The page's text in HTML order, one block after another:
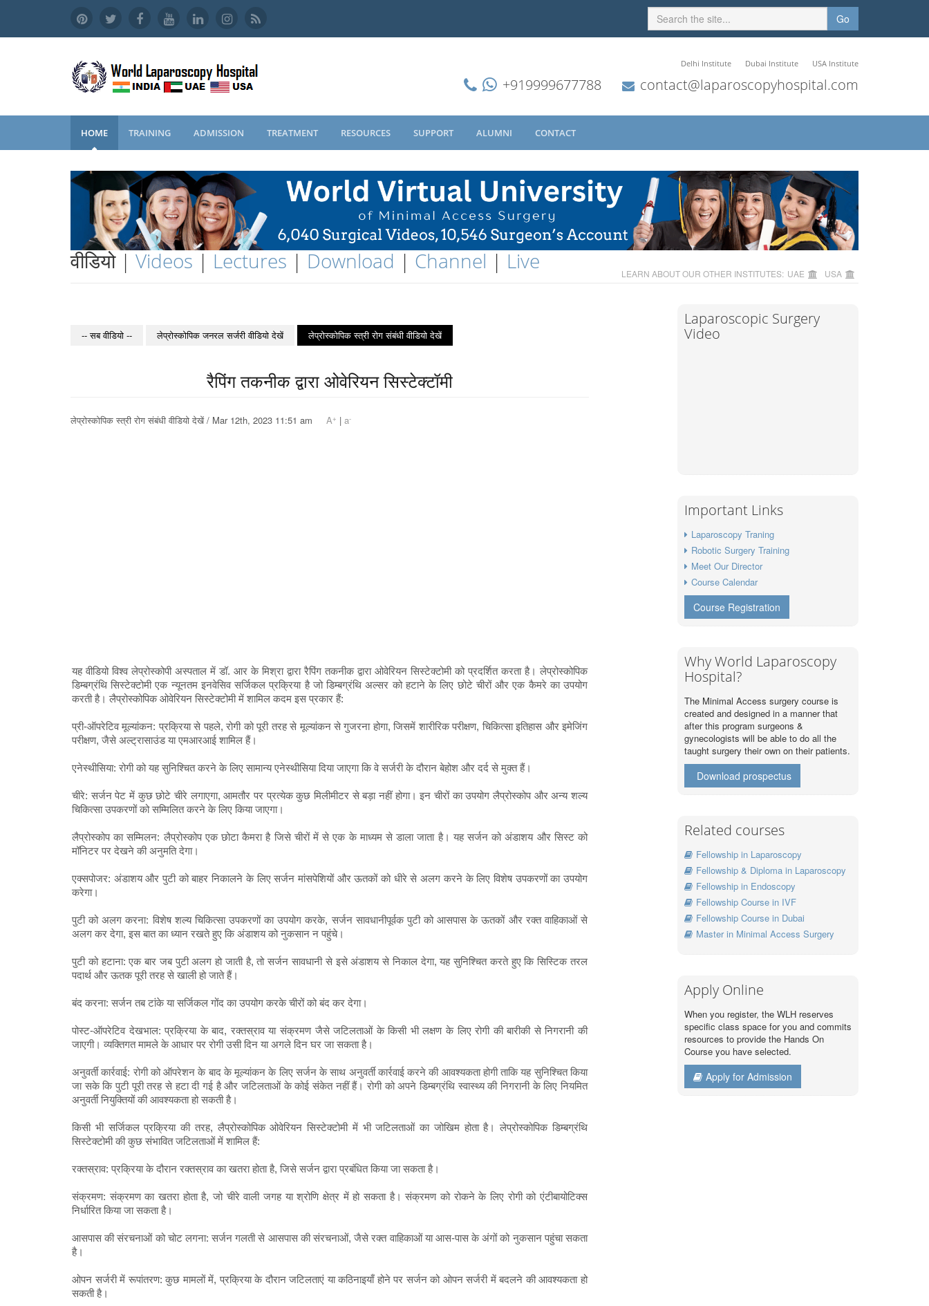
Go
Delhi Institute Dubai Institute USA Institute
+919999677788 contact@laparoscopyhospital.com
HOME TRAINING ADMISSION TREATMENT RESOURCES SUPPORT ALUMNI CONTACT
वीडियो | Videos | Lectures | Download | Channel | Live LEARN ABOUT OUR OTHER INSTITUTES: UAE USA
-- सब वीडियो -- लेप्रोस्कोपिक जनरल सर्जरी वीडियो देखें लेप्रोस्कोपिक स्त्री रोग संबंधी वीडियो देखें
रैपिंग तकनीक द्वारा ओवेरियन सिस्टेक्टॉमी
लेप्रोस्कोपिक स्त्री रोग संबंधी वीडियो देखें / Mar 12th, 2023 11:51 am A+ | a-
यह वीडियो विश्व लेप्रोस्कोपी अस्पताल में डॉ. आर के मिश्रा द्वारा रैपिंग तकनीक द्वारा ओवेरियन सिस्टेक्टोमी को प्रदर्शित करता है। लेप्रोस्कोपिक
डिम्बग्रंथि सिस्टेक्टोमी एक न्यूनतम इनवेसिव सर्जिकल प्रक्रिया है जो डिम्बग्रंथि अल्सर को हटाने के लिए छोटे चीरों और एक कैमरे का उपयोग
करती है। लैप्रोस्कोपिक ओवेरियन सिस्टेक्टोमी में शामिल कदम इस प्रकार हैं:
प्री-ऑपरेटिव मूल्यांकन: प्रक्रिया से पहले, रोगी को पूरी तरह से मूल्यांकन से गुजरना होगा, जिसमें शारीरिक परीक्षण, चिकित्सा इतिहास और इमेजिंग
परीक्षण, जैसे अल्ट्रासाउंड या एमआरआई शामिल हैं।
एनेस्थीसिया: रोगी को यह सुनिश्चित करने के लिए सामान्य एनेस्थीसिया दिया जाएगा कि वे सर्जरी के दौरान बेहोश और दर्द से मुक्त हैं।
चीरे: सर्जन पेट में कुछ छोटे चीरे लगाएगा, आमतौर पर प्रत्येक कुछ मिलीमीटर से बड़ा नहीं होगा। इन चीरों का उपयोग लैप्रोस्कोप और अन्य शल्य
चिकित्सा उपकरणों को सम्मिलित करने के लिए किया जाएगा।
लैप्रोस्कोप का सम्मिलन: लैप्रोस्कोप एक छोटा कैमरा है जिसे चीरों में से एक के माध्यम से डाला जाता है। यह सर्जन को अंडाशय और सिस्ट को
मॉनिटर पर देखने की अनुमति देगा।
एक्सपोजर: अंडाशय और पुटी को बाहर निकालने के लिए सर्जन मांसपेशियों और ऊतकों को धीरे से अलग करने के लिए विशेष उपकरणों का उपयोग
करेगा।
पुटी को अलग करना: विशेष शल्य चिकित्सा उपकरणों का उपयोग करके, सर्जन सावधानीपूर्वक पुटी को आसपास के ऊतकों और रक्त वाहिकाओं से
अलग कर देगा, इस बात का ध्यान रखते हुए कि अंडाशय को नुकसान न पहुंचे।
पुटी को हटाना: एक बार जब पुटी अलग हो जाती है, तो सर्जन सावधानी से इसे अंडाशय से निकाल देगा, यह सुनिश्चित करते हुए कि सिस्टिक तरल
पदार्थ और ऊतक पूरी तरह से खाली हो जाते हैं।
बंद करना: सर्जन तब टांके या सर्जिकल गोंद का उपयोग करके चीरों को बंद कर देगा।
पोस्ट-ऑपरेटिव देखभाल: प्रक्रिया के बाद, रक्तस्राव या संक्रमण जैसे जटिलताओं के किसी भी लक्षण के लिए रोगी की बारीकी से निगरानी की
जाएगी। व्यक्तिगत मामले के आधार पर रोगी उसी दिन या अगले दिन घर जा सकता है।
अनुवर्ती कार्रवाई: रोगी को ऑपरेशन के बाद के मूल्यांकन के लिए सर्जन के साथ अनुवर्ती कार्रवाई करने की आवश्यकता होगी ताकि यह सुनिश्चित किया
जा सके कि पुटी पूरी तरह से हटा दी गई है और जटिलताओं के कोई संकेत नहीं हैं। रोगी को अपने डिम्बग्रंथि स्वास्थ्य की निगरानी के लिए नियमित
अनुवर्ती नियुक्तियों की आवश्यकता हो सकती है।
किसी भी सर्जिकल प्रक्रिया की तरह, लैप्रोस्कोपिक ओवेरियन सिस्टेक्टोमी में भी जटिलताओं का जोखिम होता है। लेप्रोस्कोपिक डिम्बग्रंथि
सिस्टेक्टोमी की कुछ संभावित जटिलताओं में शामिल हैं:
रक्तस्राव: प्रक्रिया के दौरान रक्तस्राव का खतरा होता है, जिसे सर्जन द्वारा प्रबंधित किया जा सकता है।
संक्रमण: संक्रमण का खतरा होता है, जो चीरे वाली जगह या श्रोणि क्षेत्र में हो सकता है। संक्रमण को रोकने के लिए रोगी को एंटीबायोटिक्स
निर्धारित किया जा सकता है।
आसपास की संरचनाओं को चोट लगना: सर्जन गलती से आसपास की संरचनाओं, जैसे रक्त वाहिकाओं या आस-पास के अंगों को नुकसान पहुंचा सकता
है।
ओपन सर्जरी में रूपांतरण: कुछ मामलों में, प्रक्रिया के दौरान जटिलताएं या कठिनाइयाँ होने पर सर्जन को ओपन सर्जरी में बदलने की आवश्यकता हो
सकती है।
Laparoscopic Surgery
Video
Important Links
Laparoscopy Traning
Robotic Surgery Training
Meet Our Director
Course Calendar
Course Registration
Why World Laparoscopy
Hospital?
The Minimal Access surgery course is
created and designed in a manner that
after this program surgeons &
gynecologists will be able to do all the
taught surgery their own on their patients.
Download prospectus
Related courses
Fellowship in Laparoscopy
Fellowship & Diploma in Laparoscopy
Fellowship in Endoscopy
Fellowship Course in IVF
Fellowship Course in Dubai
Master in Minimal Access Surgery
Apply Online
When you register, the WLH reserves
specific class space for you and commits
resources to provide the Hands On
Course you have selected.
Apply for Admission